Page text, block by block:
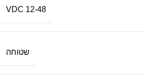
12-48 VDC
שטוחה